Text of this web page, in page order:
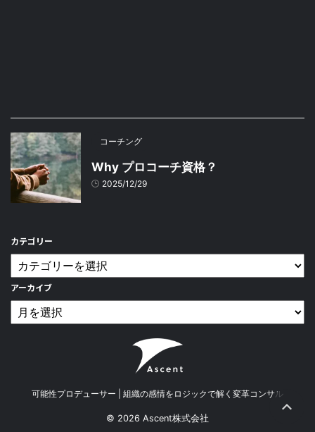
コーチング
Why プロコーチ資格？
2025/12/29
カテゴリー
アーカイブ
可能性プロデューサー | 組織の感情をロジックで解く変革コンサル
© 2026 Ascent株式会社